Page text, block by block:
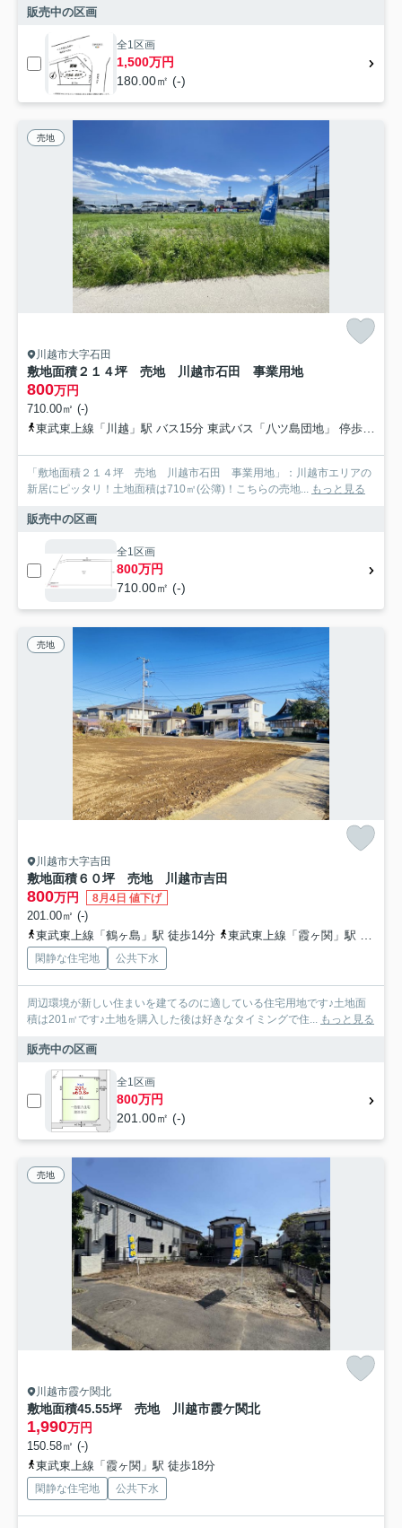
販売中の区画
全1区画
1,500万円
180.00㎡ (-)
売地
川越市大字石田
敷地面積２１４坪 売地 川越市石田 事業用地
800万円
710.00㎡ (-)
東武東上線「川越」駅 バス15分 東武バス「八ツ島団地」 停歩1分
「敷地面積２１４坪 売地 川越市石田 事業用地」：川越市エリアの
新居にピッタリ！土地面積は710㎡(公簿)！こちらの売地... もっと見る
販売中の区画
全1区画
800万円
710.00㎡ (-)
売地
川越市大字吉田
敷地面積６０坪 売地 川越市吉田
800万円 8月4日 値下げ
201.00㎡ (-)
東武東上線「鶴ヶ島」駅 徒歩14分
東武東上線「霞ヶ関」駅 徒歩25分
閑静な住宅地 公共下水
周辺環境が新しい住まいを建てるのに適している住宅用地です♪土地面
積は201㎡です♪土地を購入した後は好きなタイミングで住... もっと見る
販売中の区画
全1区画
800万円
201.00㎡ (-)
売地
川越市霞ケ関北
敷地面積45.55坪 売地 川越市霞ケ関北
1,990万円
150.58㎡ (-)
東武東上線「霞ヶ関」駅 徒歩18分
閑静な住宅地 公共下水